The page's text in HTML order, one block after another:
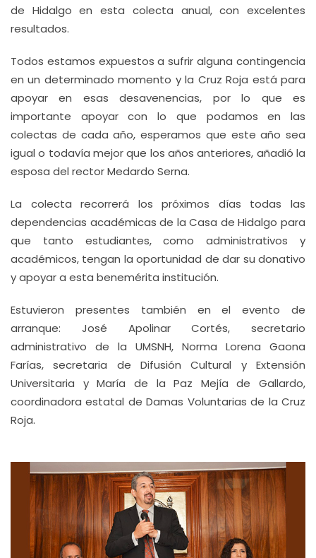
de Hidalgo en esta colecta anual, con excelentes
resultados.
Todos estamos expuestos a sufrir alguna contingencia
en un determinado momento y la Cruz Roja está para
apoyar en esas desavenencias, por lo que es
importante apoyar con lo que podamos en las
colectas de cada año, esperamos que este año sea
igual o todavía mejor que los años anteriores, añadió la
esposa del rector Medardo Serna.
La colecta recorrerá los próximos días todas las
dependencias académicas de la Casa de Hidalgo para
que tanto estudiantes, como administrativos y
académicos, tengan la oportunidad de dar su donativo
y apoyar a esta benemérita institución.
Estuvieron presentes también en el evento de
arranque: José Apolinar Cortés, secretario
administrativo de la UMSNH, Norma Lorena Gaona
Farías, secretaria de Difusión Cultural y Extensión
Universitaria y María de la Paz Mejía de Gallardo,
coordinadora estatal de Damas Voluntarias de la Cruz
Roja.